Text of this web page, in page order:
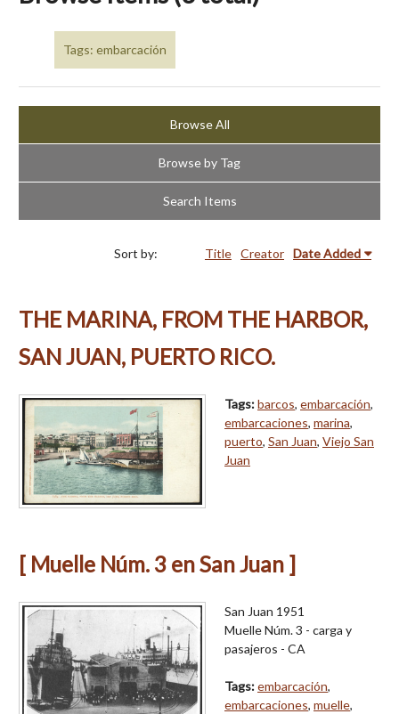
Tags: embarcación
Browse All
Browse by Tag
Search Items
Sort by: Title Creator Date Added
THE MARINA, FROM THE HARBOR,
SAN JUAN, PUERTO RICO.
Tags:barcos, embarcación,
embarcaciones, marina,
puerto, San Juan, Viejo San
Juan
[ Muelle Núm. 3 en San Juan ]
San Juan 1951
Muelle Núm. 3 - carga y
pasajeros - CA
Tags:embarcación,
embarcaciones, muelle,